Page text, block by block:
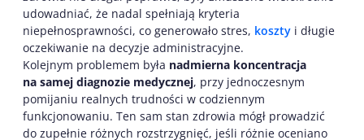
udowadniać, że nadal spełniają kryteria
niepełnosprawności, co generowało stres, koszty i długie
oczekiwanie na decyzje administracyjne.
Kolejnym problemem była nadmierna koncentracja
na samej diagnozie medycznej, przy jednoczesnym
pomijaniu realnych trudności w codziennym
funkcjonowaniu. Ten sam stan zdrowia mógł prowadzić
do zupełnie różnych rozstrzygnięć, jeśli różnie oceniano